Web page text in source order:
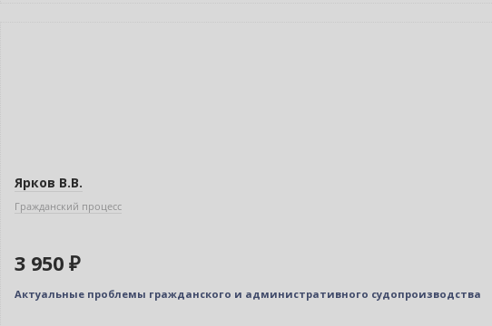
Ярков В.В.
Гражданский процесс
3 950 ₽
Актуальные проблемы гражданского и административного судопроизводства